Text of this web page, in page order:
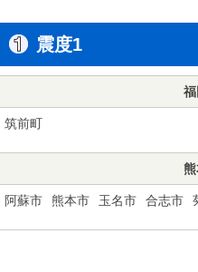
震度1
筑前町
阿蘇市 熊本市 玉名市 合志市